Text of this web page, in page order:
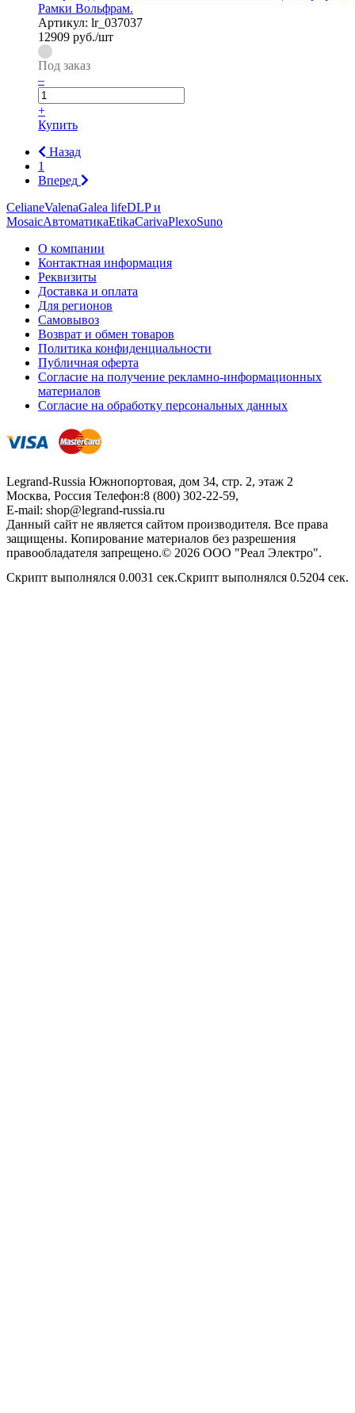
Рамки Вольфрам.
Артикул: lr_037037
12909 руб./шт
Под заказ
–
+
Купить
Назад
1
Вперед
CelianeValenaGalea lifeDLP и
MosaicАвтоматикаEtikaCarivaPlexoSuno
О компании
Контактная информация
Реквизиты
Доставка и оплата
Для регионов
Самовывоз
Возврат и обмен товаров
Политика конфиденциальности
Публичная оферта
Согласие на получение рекламно-информационных
материалов
Согласие на обработку персональных данных
Legrand-Russia Южнопортовая, дом 34, стр. 2, этаж 2
Москва, Россия Телефон:8 (800) 302-22-59,
E-mail: shop@legrand-russia.ru
Данный сайт не является сайтом производителя. Все права
защищены. Копирование материалов без разрешения
правообладателя запрещено.© 2026 ООО "Реал Электро".
Скрипт выполнялся 0.0031 сек.Скрипт выполнялся 0.5204 сек.